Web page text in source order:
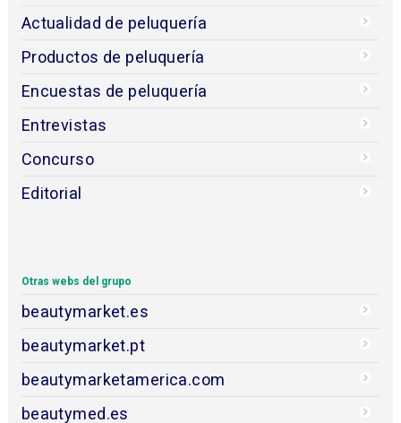
Actualidad de peluquería
Productos de peluquería
Encuestas de peluquería
Entrevistas
Concurso
Editorial
Otras webs del grupo
beautymarket.es
beautymarket.pt
beautymarketamerica.com
beautymed.es